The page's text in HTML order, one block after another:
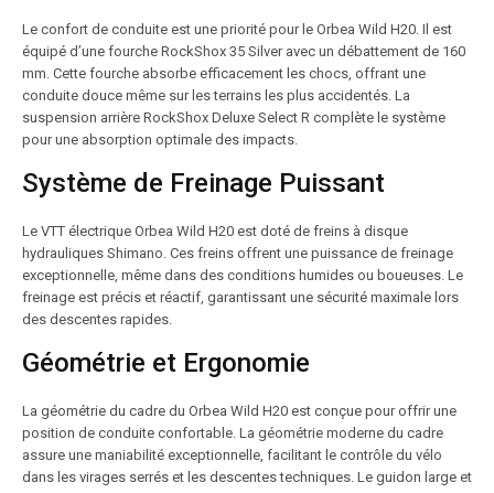
Le confort de conduite est une priorité pour le Orbea Wild H20. Il est
équipé d’une fourche RockShox 35 Silver avec un débattement de 160
mm. Cette fourche absorbe efficacement les chocs, offrant une
conduite douce même sur les terrains les plus accidentés. La
suspension arrière RockShox Deluxe Select R complète le système
pour une absorption optimale des impacts.
Système de Freinage Puissant
Le VTT électrique Orbea Wild H20 est doté de freins à disque
hydrauliques Shimano. Ces freins offrent une puissance de freinage
exceptionnelle, même dans des conditions humides ou boueuses. Le
freinage est précis et réactif, garantissant une sécurité maximale lors
des descentes rapides.
Géométrie et Ergonomie
La géométrie du cadre du Orbea Wild H20 est conçue pour offrir une
position de conduite confortable. La géométrie moderne du cadre
assure une maniabilité exceptionnelle, facilitant le contrôle du vélo
dans les virages serrés et les descentes techniques. Le guidon large et